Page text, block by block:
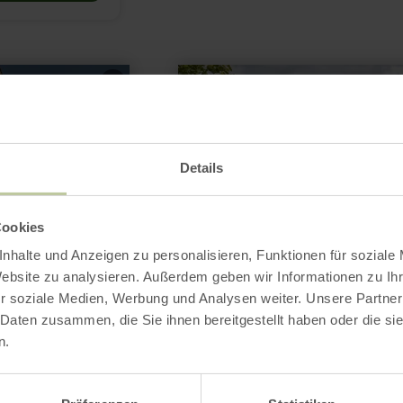
Details
und Anzeigen zu personalisieren, Funktionen für soziale
zu analysieren. Außerdem geben wir Informationen zu
soziale Medien, Werbung und Analysen weiter. Unsere
zusammen, die Sie ihnen bereitgestellt haben oder die
Barrierefreie
mehr